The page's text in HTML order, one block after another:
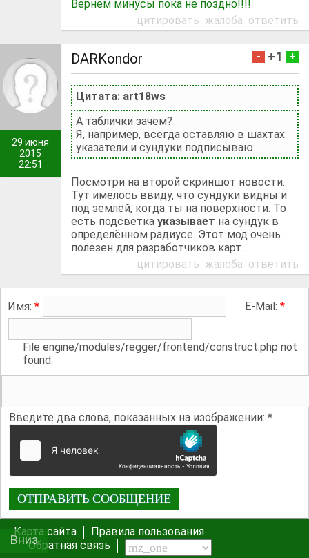
Вернем минусы пока не поздно!!!!
цитировать жалоба ответить
29 июня
2015
22:51
DARKondor - +1 +
Цитата: art18ws
А таблички зачем?
Я, например, всегда оставляю в шахтах
указатели и сундуки подписываю
Посмотри на второй скриншот новости.
Тут имелось ввиду, что сундуки видны и
под землёй, когда ты на поверхности. То
есть подсветкауказывает на сундук в
определённом радиусе. Этот мод очень
полезен для разработчиков карт.
цитировать жалоба ответить
Имя: * E-Mail: *
File engine/modules/regger/frontend/construct.php not
found.
Введите два слова, показанных на изображении: *
Карта сайта
Правила пользования
Обратная связь
Вниз